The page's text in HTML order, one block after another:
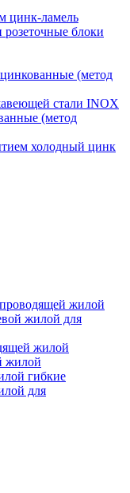
цинк-ламель
блоки
(метод
стали INOX
(метод
холодный цинк
жилой
жилой для
жилой
жилой
гибкие
для